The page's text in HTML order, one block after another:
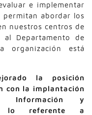
e implementar
permitan abordar los
nuestros centros de
Departamento de
organización está
la posición
con la implantación
Información y
lo referente a